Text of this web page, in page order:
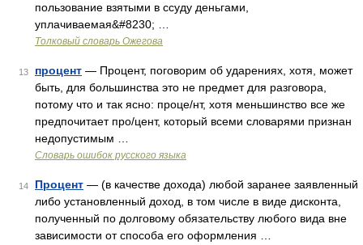
пользование взятыми в ссуду деньгами,
уплачиваемая&#8230; …
Толковый словарь Ожегова
13 процент — Процент, поговорим об ударениях, хотя, может
быть, для большинства это не предмет для разговора,
потому что и так ясно: проце/нт, хотя меньшинство все же
предпочитает про/цент, который всеми словарями признан
недопустимым …
Словарь ошибок русского языка
14 Процент — (в качестве дохода) любой заранее заявленный
либо установленный доход, в том числе в виде дисконта,
полученный по долговому обязательству любого вида вне
зависимости от способа его оформления …